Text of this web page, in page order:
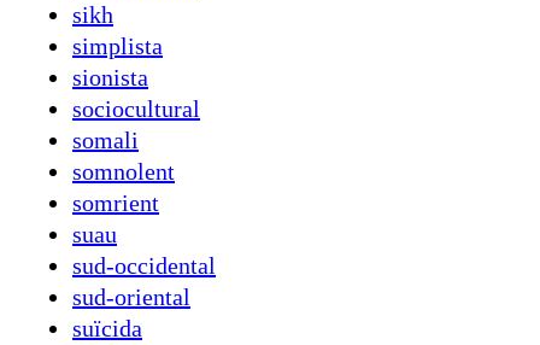
sikh
simplista
sionista
sociocultural
somali
somnolent
somrient
suau
sud-occidental
sud-oriental
suïcida